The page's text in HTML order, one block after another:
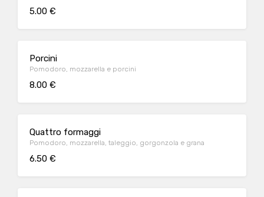
5.00 €
Porcini
Pomodoro, mozzarella e porcini
8.00 €
Quattro formaggi
Pomodoro, mozzarella, taleggio, gorgonzola e grana
6.50 €